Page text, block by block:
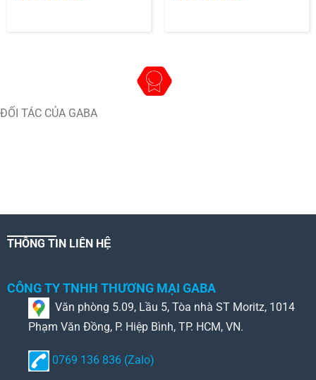
ĐỐI TÁC CỦA GABA
THÔNG TIN LIÊN HỆ
CÔNG TY TNHH THƯƠNG MẠI GABA
Văn phòng 5.09, Lầu 5, Tòa nhà ST Moritz, 1014
Phạm Văn Đồng, P. Hiệp Bình, TP. HCM, VN.
0769 136 836 (Zalo)